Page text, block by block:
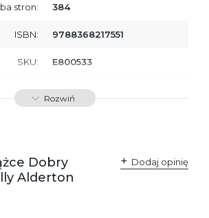
stron: 384
ISBN: 9788368217551
SKU: E800533
/ Osoby
za
Wydawnictwo Poznańskie
Sp. z o.o.
oraz
Załącznik PDF
Rozwiń
Dobry
Alderton
Dodaj opinię